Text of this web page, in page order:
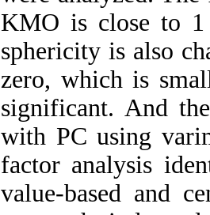
KMO is close to
sphericity is also
zero, which is
significant. And
with PC using
factor analysis
value-based and